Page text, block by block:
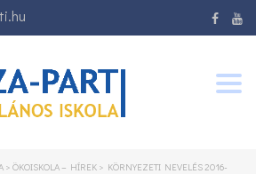
> ÖKOISKOLA – HÍREK > KÖRNYEZETI NEVELÉS 2016-